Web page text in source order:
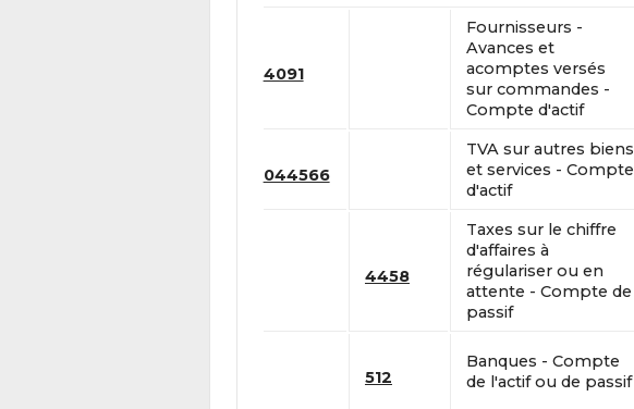
4091
Fournisseurs -
Avances et
acomptes versés
sur commandes -
Compte d'actif
044566
TVA sur autres biens
et services - Compte
d'actif
4458
Taxes sur le chiffre
d'affaires à
régulariser ou en
attente - Compte de
passif
512
Banques - Compte
de l'actif ou de passif